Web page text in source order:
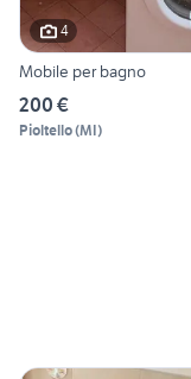
4
Mobile per bagno
200 €
Pioltello(MI)